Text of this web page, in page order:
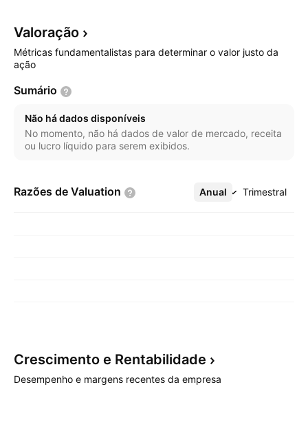
Valoração
Métricas fundamentalistas para determinar o valor justo da
ação
Sumário
Não há dados disponíveis
No momento, não há dados de valor de mercado, receita
ou lucro líquido para serem exibidos.
Razões de Valuation Anual Trimestral
Mais
Crescimento e Rentabilidade
Desempenho e margens recentes da empresa